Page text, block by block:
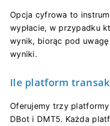
Opcja cyfrowa to
wypłacie, w przypadku
wynik, biorąc pod
wyniki.
Ile platform
Oferujemy trzy
DBot i DMT5. Każda